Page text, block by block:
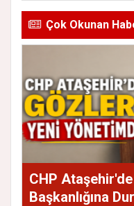
Çok Okunan
CHP
Başkanlığına